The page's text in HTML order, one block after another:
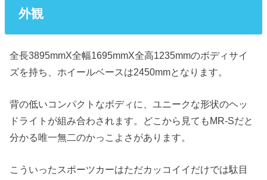
外観
全長3895mmX全幅1695mmX全高1235mmのボディサイ
ズを持ち、ホイールベースは2450mmとなります。
背の低いコンパクトなボディに、ユニークな形状のヘッ
ドライトが組み合わされます。どこから見てもMR-Sだと
分かる唯一無二のかっこよさがあります。
こういったスポーツカーはただカッコイイだけでは駄目